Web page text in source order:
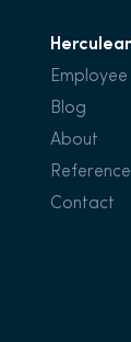
Blog
About
Contact